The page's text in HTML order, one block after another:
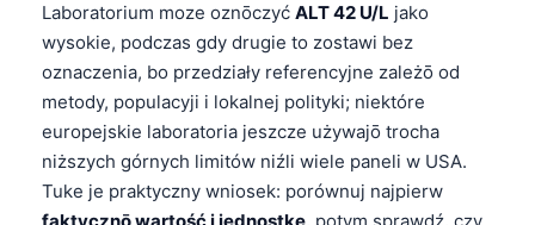
Laboratorium moze oznōczyć ALT 42 U/L jako
wysokie, podczas gdy drugie to zostawi bez
oznaczenia, bo przedziały referencyjne zależō od
metody, populacyji i lokalnej polityki; niektóre
europejskie laboratoria jeszcze używajō trocha
niższych górnych limitów niźli wiele paneli w USA.
Tuke je praktyczny wniosek: porównuj najpierw